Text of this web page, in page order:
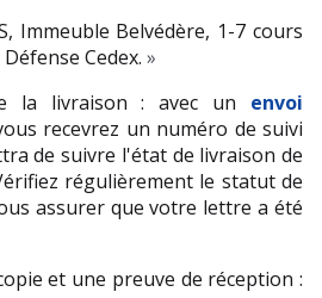
Immeuble Belvédère, 1-7 cours
Cedex. »
la livraison : avec un envoi
recevrez un numéro de suivi
de suivre l'état de livraison de
régulièrement le statut de
assurer que votre lettre a été
et une preuve de réception :